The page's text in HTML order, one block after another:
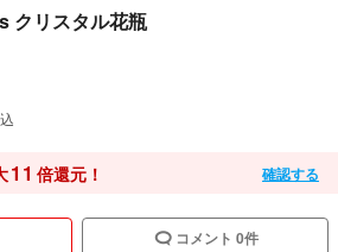
クリスタル花瓶
11 倍還元！ 確認する
コメント 0件